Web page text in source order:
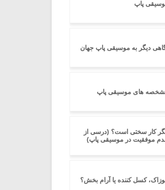
پاپ
دیگر به موسیقی پاپ جهان
های موسیقی پاپ
کار سختی است؟ (درسی از
موفقیت در موسیقی پاپ)
کسل کننده یا آرام بخش؟